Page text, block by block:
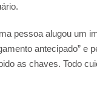
pessoa alugou um
antecipado” e
as chaves. Todo